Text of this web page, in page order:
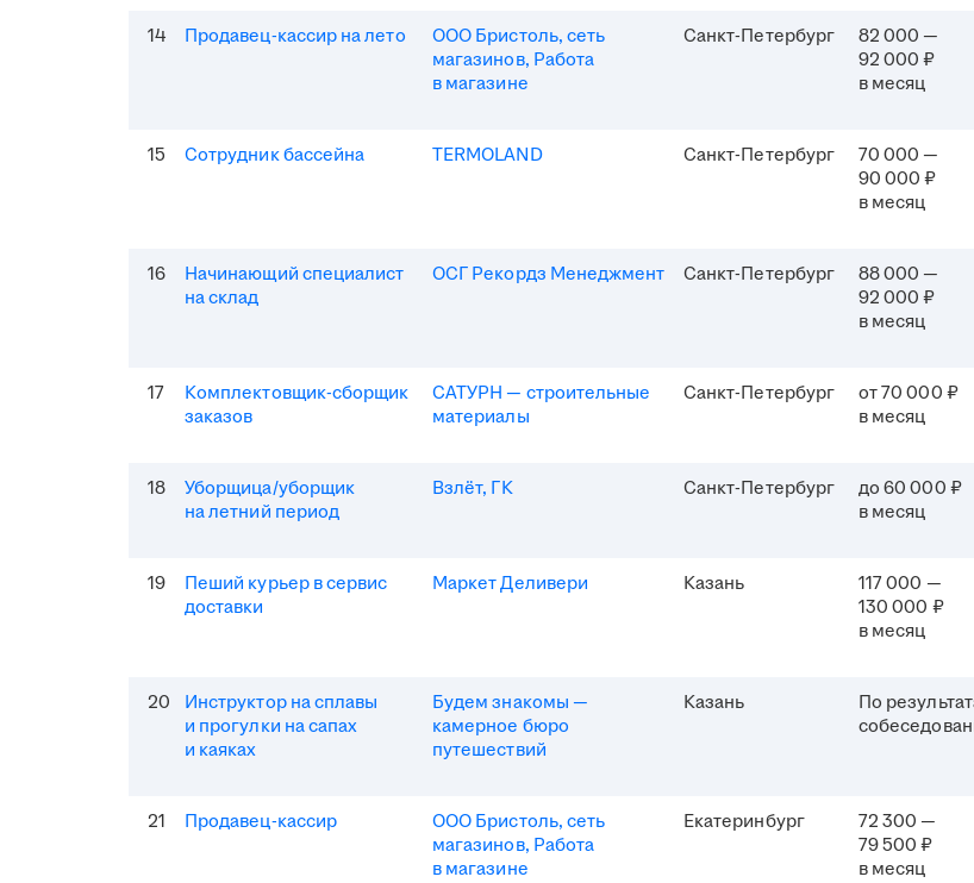
14 Продавец-кассир на лето
ООО Бристоль, сеть
магазинов, Работа
в магазине
Санкт-Петербург
82 000 —
92 000 ₽
в месяц
15 Сотрудник бассейна TERMOLAND Санкт-Петербург
70 000 —
90 000 ₽
в месяц
16
Начинающий специалист
на склад
ОСГ Рекордз Менеджмент Санкт-Петербург
88 000 —
92 000 ₽
в месяц
17
Комплектовщик-сборщик
заказов
САТУРН — строительные
материалы
Санкт-Петербург
от 70 000 ₽
в месяц
18
Уборщица/уборщик
на летний период
Взлёт, ГК Санкт-Петербург
до 60 000 ₽
в месяц
19
Пеший курьер в сервис
доставки
Маркет Деливери Казань
117 000 —
130 000 ₽
в месяц
20
Инструктор на сплавы
и прогулки на сапах
и каяках
Будем знакомы —
камерное бюро
путешествий
Казань
По
21 Продавец-кассир
ООО Бристоль, сеть
магазинов, Работа
в магазине
Екатеринбург
72 300 —
79 500 ₽
в месяц